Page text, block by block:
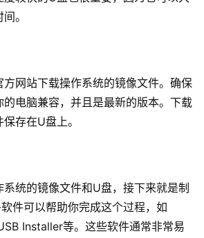
。
网站下载操作系统的镜像文件。确保
电脑兼容，并且是最新的版本。下载
存在U盘上。
统的镜像文件和U盘，接下来就是制
件可以帮助你完成这个过程，如
Installer等。这些软件通常非常易